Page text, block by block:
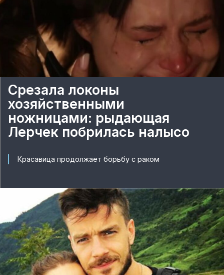
Срезала локоны
хозяйственными
ножницами: рыдающая
Лерчек побрилась налысо
Красавица продолжает борьбу с раком